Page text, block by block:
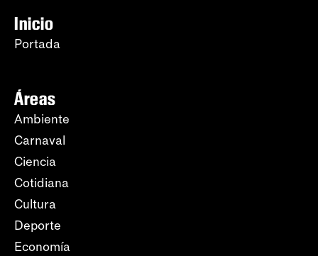
Inicio
Portada
Áreas
Ambiente
Carnaval
Ciencia
Cotidiana
Cultura
Deporte
Economía